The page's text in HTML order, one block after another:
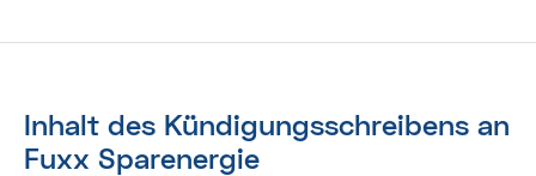
Inhalt des Kündigungsschreibens an
Fuxx Sparenergie